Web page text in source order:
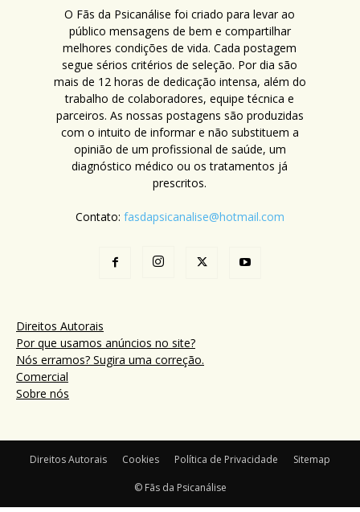
O Fãs da Psicanálise foi criado para levar ao
público mensagens de bem e compartilhar
melhores condições de vida. Cada postagem
segue sérios critérios de seleção. Por dia são
mais de 12 horas de dedicação intensa, além do
trabalho de colaboradores, equipe técnica e
parceiros. As nossas postagens são produzidas
com o intuito de informar e não substituem a
opinião de um profissional de saúde, um
diagnóstico médico ou os tratamentos já
prescritos.
Contato: fasdapsicanalise@hotmail.com
Direitos Autorais
Por que usamos anúncios no site?
Nós erramos? Sugira uma correção.
Comercial
Sobre nós
Direitos Autorais Cookies Política de Privacidade Sitemap
© Fãs da Psicanálise